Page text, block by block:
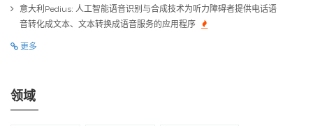
意大利Pedius: 人工智能语音识别与合成技术为听力障碍者提供电话语
音转化成文本、文本转换成语音服务的应用程序
更多
领域